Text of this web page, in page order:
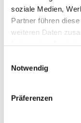
soziale Medien,
Partner führen
weiteren Daten
Notwendig
Präferenzen
E-Mail-
Website